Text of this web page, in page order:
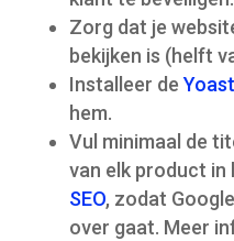
Zorg dat je
bekijken is (helft
Installeer de
hem.
Vul minimaal de
van elk product in
SEO, zodat
over gaat. Meer